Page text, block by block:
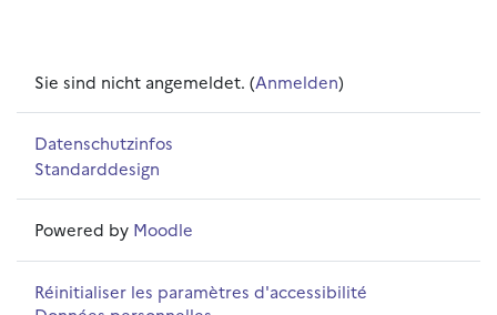
Sie sind nicht angemeldet. (Anmelden)
Datenschutzinfos
Standarddesign
Powered by Moodle
Réinitialiser les paramètres d'accessibilité